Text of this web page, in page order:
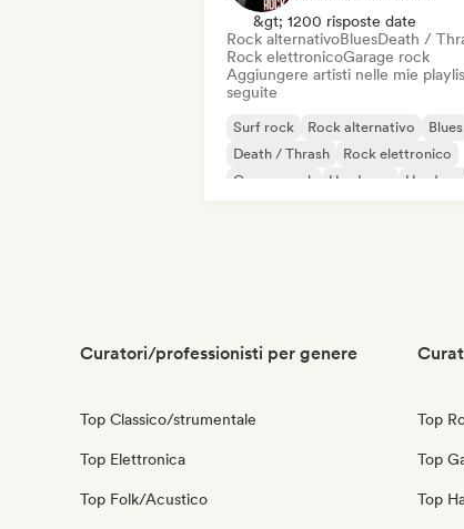
&gt; 1200 risposte date
Rock alternativoBluesDeath /
Rock elettronicoGarage rock
Aggiungere artisti nelle mie
seguite
Surf rock Rock alternativo
Blues
Death / Thrash
Rock elettronico
Garage rock
Hardcore Hard
Curatori/professionisti per genere
Top Classico/strumentale
Top Elettronica
Top Folk/Acustico
Top
Top
Top